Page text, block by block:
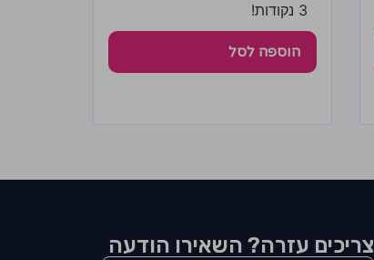
3 נקודות!
הוספה לסל
צריכים עזרה? השאירו הודעה